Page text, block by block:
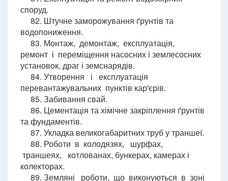
споруд.
82. Штучне заморожування ґрунтів та
водопониження.
83. Монтаж, демонтаж, експлуатація,
ремонт і переміщення насосних і землесосних
установок, драг і земснарядів.
84. Утворення і експлуатація
перевантажувальних пунктів кар'єрів.
85. Забивання свай.
86. Цементація та хімічне закріплення ґрунтів
та фундаментів.
87. Укладка великогабаритних труб у траншеї.
88. Роботи в колодязях, шурфах,
траншеях, котлованах, бункерах, камерах і
колекторах.
89. Земляні роботи, що виконуються в зоні